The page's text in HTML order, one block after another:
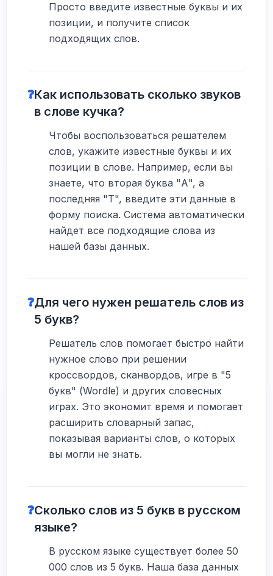
Просто введите известные буквы и их
позиции, и получите список
подходящих слов.
❓Как использовать сколько звуков
в слове кучка?
Чтобы воспользоваться решателем
слов, укажите известные буквы и их
позиции в слове. Например, если вы
знаете, что вторая буква "А", а
последняя "Т", введите эти данные в
форму поиска. Система автоматически
найдет все подходящие слова из
нашей базы данных.
❓Для чего нужен решатель слов из
5 букв?
Решатель слов помогает быстро найти
нужное слово при решении
кроссвордов, сканвордов, игре в "5
букв" (Wordle) и других словесных
играх. Это экономит время и помогает
расширить словарный запас,
показывая варианты слов, о которых
вы могли не знать.
❓Сколько слов из 5 букв в русском
языке?
В русском языке существует более 50
000 слов из 5 букв. Наша база данных